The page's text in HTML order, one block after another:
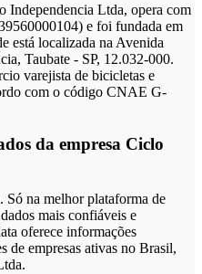
Independencia Ltda, opera com
e foi fundada em
está localizada na Avenida
Taubate - SP, 12.032-000.
varejista de bicicletas e
com o código CNAE G-
da empresa Ciclo
Só na melhor plataforma de
mais confiáveis e
oferece informações
de empresas ativas no Brasil,